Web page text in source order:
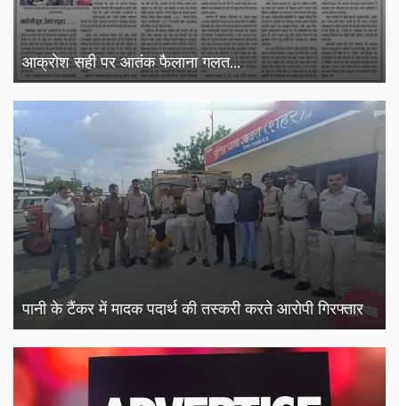
आक्रोश सही पर आतंक फैलाना गलत...
पानी के टैंकर में मादक पदार्थ की तस्करी करते आरोपी गिरफ्तार